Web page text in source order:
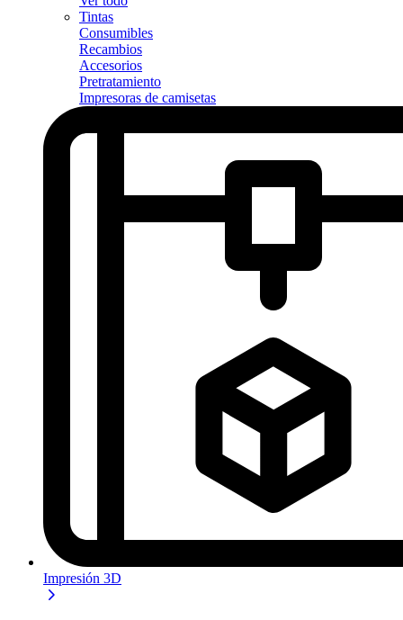
Tintas
Consumibles
Recambios
Accesorios
Pretratamiento
Impresoras de camisetas
Impresión 3D